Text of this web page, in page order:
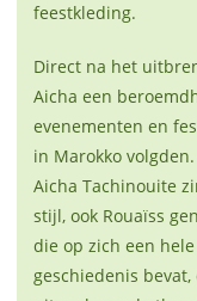
feestkleding.
Direct na het
Aicha een
evenementen en
in Marokko volgden.
Aicha Tachinouite
stijl, ook Rouaïss
die op zich een
geschiedenis